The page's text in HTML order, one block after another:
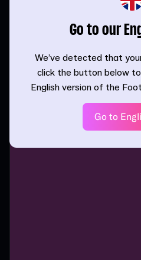
Go to our
We’ve detected that
click the button below
English version of the
Go to